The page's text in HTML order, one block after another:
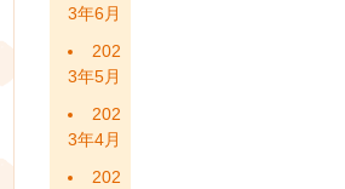
3年6月
202
3年5月
202
3年4月
202